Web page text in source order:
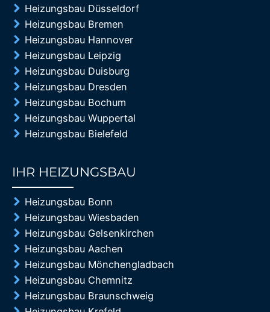
Heizungsbau Düsseldorf
Heizungsbau Bremen
Heizungsbau Hannover
Heizungsbau Leipzig
Heizungsbau Duisburg
Heizungsbau Dresden
Heizungsbau Bochum
Heizungsbau Wuppertal
Heizungsbau Bielefeld
IHR HEIZUNGSBAU
Heizungsbau Bonn
Heizungsbau Wiesbaden
Heizungsbau Gelsenkirchen
Heizungsbau Aachen
Heizungsbau Mönchengladbach
Heizungsbau Chemnitz
Heizungsbau Braunschweig